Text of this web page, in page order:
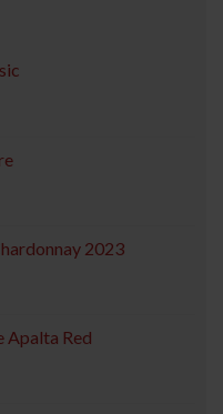
2023
Apalta Red